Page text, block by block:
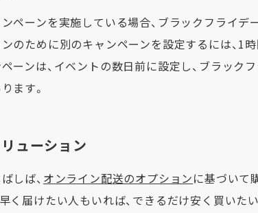
ペーンを実施している場合、ブラックフライデ
のために別のキャンペーンを設定するには、1
ーンは、イベントの数日前に設定し、ブラック
ます。
ューション
しば、 オンライン配送のオプションに基づいて
く届けたい人もいれば、できるだけ安く買いた